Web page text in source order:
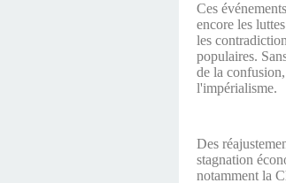
Ces
encore les
les
populaires.
de la
l'impérialisme.
Des
stagnation
notamment la